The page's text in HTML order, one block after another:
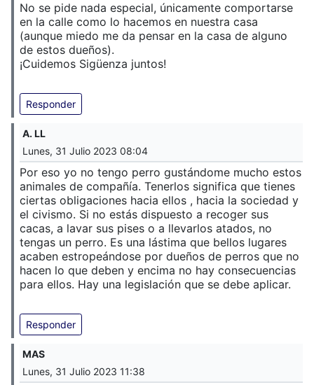
No se pide nada especial, únicamente comportarse
en la calle como lo hacemos en nuestra casa
(aunque miedo me da pensar en la casa de alguno
de estos dueños).
¡Cuidemos Sigüenza juntos!
Responder
A. LL
Lunes, 31 Julio 2023 08:04
Por eso yo no tengo perro gustándome mucho estos
animales de compañía. Tenerlos significa que tienes
ciertas obligaciones hacia ellos , hacia la sociedad y
el civismo. Si no estás dispuesto a recoger sus
cacas, a lavar sus pises o a llevarlos atados, no
tengas un perro. Es una lástima que bellos lugares
acaben estropeándose por dueños de perros que no
hacen lo que deben y encima no hay consecuencias
para ellos. Hay una legislación que se debe aplicar.
Responder
MAS
Lunes, 31 Julio 2023 11:38